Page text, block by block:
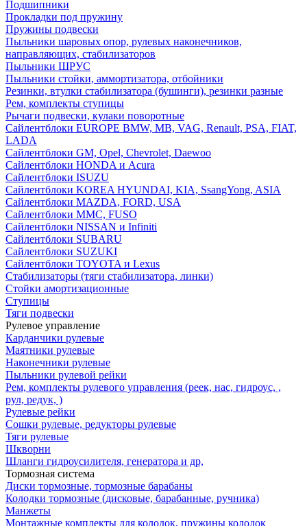
Подшипники
Прокладки под пружину
Пружины подвески
Пыльники шаровых опор, рулевых наконечников,
направляющих, стабилизаторов
Пыльники ШРУС
Пыльники стойки, аммортизатора, отбойники
Резинки, втулки стабилизатора (бушинги), резинки разные
Рем, комплекты ступицы
Рычаги подвески, кулаки поворотные
Сайлентблоки EUROPE BMW, MB, VAG, Renault, PSA, FIAT,
LADA
Сайлентблоки GM, Opel, Chevrolet, Daewoo
Сайлентблоки HONDA и Acura
Сайлентблоки ISUZU
Сайлентблоки KOREA HYUNDAI, KIA, SsangYong, ASIA
Сайлентблоки MAZDA, FORD, USA
Сайлентблоки MMC, FUSO
Сайлентблоки NISSAN и Infiniti
Сайлентблоки SUBARU
Сайлентблоки SUZUKI
Сайлентблоки TOYOTA и Lexus
Стабилизаторы (тяги стабилизатора, линки)
Стойки амортизационные
Ступицы
Тяги подвески
Рулевое управление
Карданчики рулевые
Маятники рулевые
Наконечники рулевые
Пыльники рулевой рейки
Рем, комплекты рулевого управления (реек, нас, гидроус, ,
рул, редук, )
Рулевые рейки
Сошки рулевые, редукторы рулевые
Тяги рулевые
Шкворни
Шланги гидроусилителя, генератора и др,
Тормозная система
Диски тормозные, тормозные барабаны
Колодки тормозные (дисковые, барабанные, ручника)
Манжеты
Монтажные комплекты для колодок, пружины колодок